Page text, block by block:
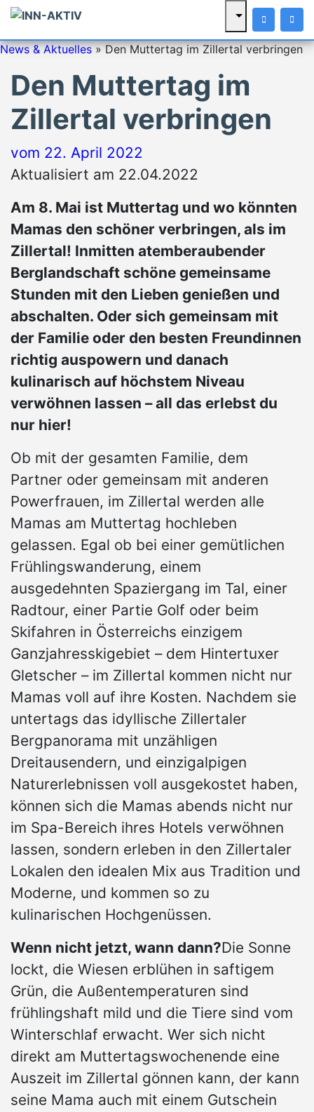
News & Aktuelles»Den Muttertag im Zillertal verbringen
Den Muttertag im
Zillertal verbringen
vom 22. April 2022
Aktualisiert am 22.04.2022
Am 8. Mai ist Muttertag und wo könnten
Mamas den schöner verbringen, als im
Zillertal! Inmitten atemberaubender
Berglandschaft schöne gemeinsame
Stunden mit den Lieben genießen und
abschalten. Oder sich gemeinsam mit
der Familie oder den besten Freundinnen
richtig auspowern und danach
kulinarisch auf höchstem Niveau
verwöhnen lassen – all das erlebst du
nur hier!
Ob mit der gesamten Familie, dem
Partner oder gemeinsam mit anderen
Powerfrauen, im Zillertal werden alle
Mamas am Muttertag hochleben
gelassen. Egal ob bei einer gemütlichen
Frühlingswanderung, einem
ausgedehnten Spaziergang im Tal, einer
Radtour, einer Partie Golf oder beim
Skifahren in Österreichs einzigem
Ganzjahresskigebiet – dem Hintertuxer
Gletscher – im Zillertal kommen nicht nur
Mamas voll auf ihre Kosten. Nachdem sie
untertags das idyllische Zillertaler
Bergpanorama mit unzähligen
Dreitausendern, und einzigalpigen
Naturerlebnissen voll ausgekostet haben,
können sich die Mamas abends nicht nur
im Spa-Bereich ihres Hotels verwöhnen
lassen, sondern erleben in den Zillertaler
Lokalen den idealen Mix aus Tradition und
Moderne, und kommen so zu
kulinarischen Hochgenüssen.
Wenn nicht jetzt, wann dann?Die Sonne
lockt, die Wiesen erblühen in saftigem
Grün, die Außentemperaturen sind
frühlingshaft mild und die Tiere sind vom
Winterschlaf erwacht. Wer sich nicht
direkt am Muttertagswochenende eine
Auszeit im Zillertal gönnen kann, der kann
seine Mama auch mit einem Gutschein